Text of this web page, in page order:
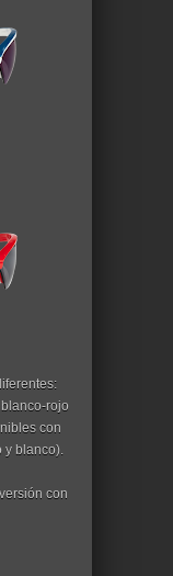
rojo
con
y blanco).
con